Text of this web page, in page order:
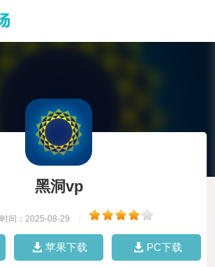
黑洞vp
时间：2025-08-29
苹果下载 PC下载